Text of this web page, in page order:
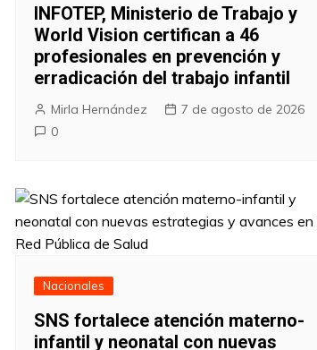
INFOTEP, Ministerio de Trabajo y
World Vision certifican a 46
profesionales en prevención y
erradicación del trabajo infantil
Mirla Hernández
7 de agosto de 2026
0
Nacionales
SNS fortalece atención materno-
infantil y neonatal con nuevas